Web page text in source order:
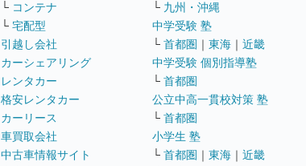
└ コンテナ
└ 宅配型
引越し会社
カーシェアリング
レンタカー
格安レンタカー
カーリース
車買取会社
中古車情報サイト
└ 九州・沖縄
中学受験 塾
└ 首都圏 ｜ 東海 ｜ 近畿
中学受験 個別指導塾
└ 首都圏
公立中高一貫校対策 塾
└ 首都圏
小学生 塾
└ 首都圏 ｜ 東海 ｜ 近畿